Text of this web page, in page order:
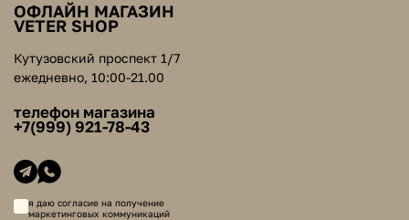
ОФЛАЙН МАГАЗИН
VETER SHOP
Кутузовский проспект 1/7
ежедневно, 10:00-21.00
телефон магазина
+7(999) 921-78-43
я даю согласие на получение
маркетинговых коммуникаций